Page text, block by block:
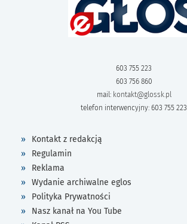
603 755 223
603 756 860
mail: kontakt@glossk.pl
telefon interwencyjny: 603 755 223
Kontakt z redakcją
Regulamin
Reklama
Wydanie archiwalne eglos
Polityka Prywatności
Nasz kanał na You Tube